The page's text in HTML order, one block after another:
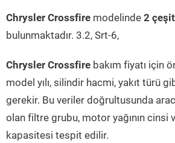
Chrysler Crossfire modelinde 2 çeşit
bulunmaktadır. 3.2, Srt-6,
Chrysler Crossfire bakım fiyatı için
model yılı, silindir hacmi, yakıt türü
gerekir. Bu veriler doğrultusunda
olan filtre grubu, motor yağının cinsi
kapasitesi tespit edilir.